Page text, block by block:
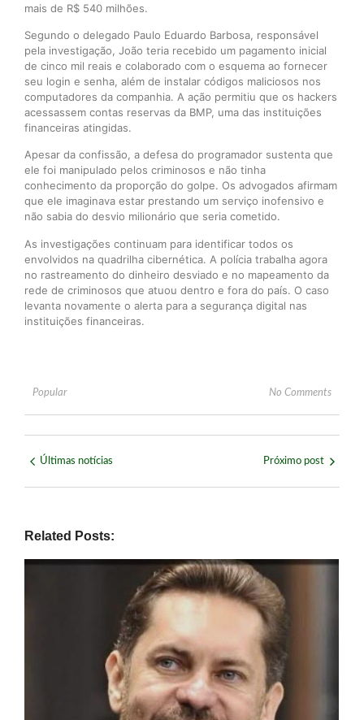
mais de R$ 540 milhões.
Segundo o delegado Paulo Eduardo Barbosa, responsável
pela investigação, João teria recebido um pagamento inicial
de cinco mil reais e colaborado com o esquema ao fornecer
seu login e senha, além de instalar códigos maliciosos nos
computadores da companhia. A ação permitiu que os hackers
acessassem contas reservas da BMP, uma das instituições
financeiras atingidas.
Apesar da confissão, a defesa do programador sustenta que
ele foi manipulado pelos criminosos e não tinha
conhecimento da proporção do golpe. Os advogados afirmam
que ele imaginava estar prestando um serviço inofensivo e
não sabia do desvio milionário que seria cometido.
As investigações continuam para identificar todos os
envolvidos na quadrilha cibernética. A polícia trabalha agora
no rastreamento do dinheiro desviado e no mapeamento da
rede de criminosos que atuou dentro e fora do país. O caso
levanta novamente o alerta para a segurança digital nas
instituições financeiras.
Popular No Comments
Últimas notícias Próximo post
Related Posts: